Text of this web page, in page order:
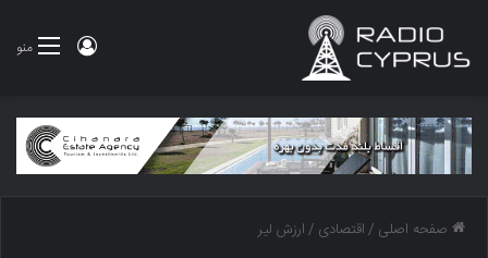
منو ورود
صفحه اصلی /اقتصادی /ارزش لیر